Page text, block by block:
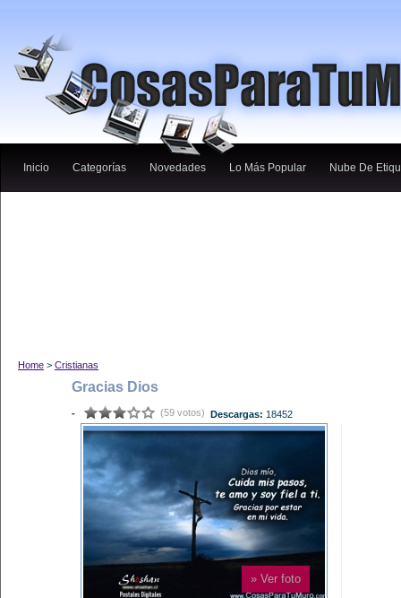
Inicio Categorías Novedades Lo Más Popular Nube De
Home > Cristianas
Gracias Dios
- (59 votos) Descargas: 18452
» Ver foto